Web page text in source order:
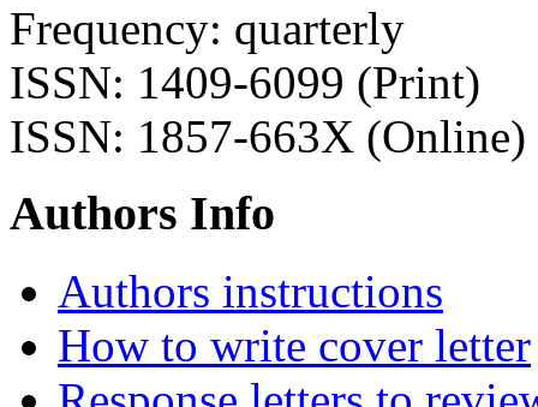
Frequency: quarterly
ISSN: 1409-6099 (Print)
ISSN: 1857-663X (Online)
Authors Info
Authors instructions
How to write cover letter